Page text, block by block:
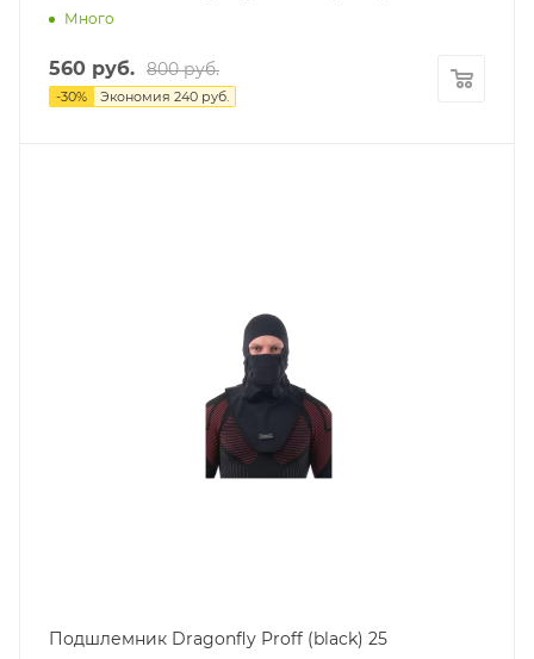
Много
560 руб. 800руб.
-30% Экономия 240 руб.
Подшлемник Dragonfly Proff (black) 25